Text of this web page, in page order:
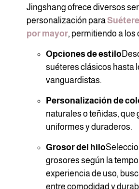
Jingshang ofrece diversos
personalización para
por mayor, permitiendo a los
Opciones de estilo
suéteres clásicos hasta
vanguardistas.
Personalización de
naturales o teñidas, que
uniformes y duraderos.
Grosor del hilo
grosores según la
experiencia de uso,
entre comodidad y